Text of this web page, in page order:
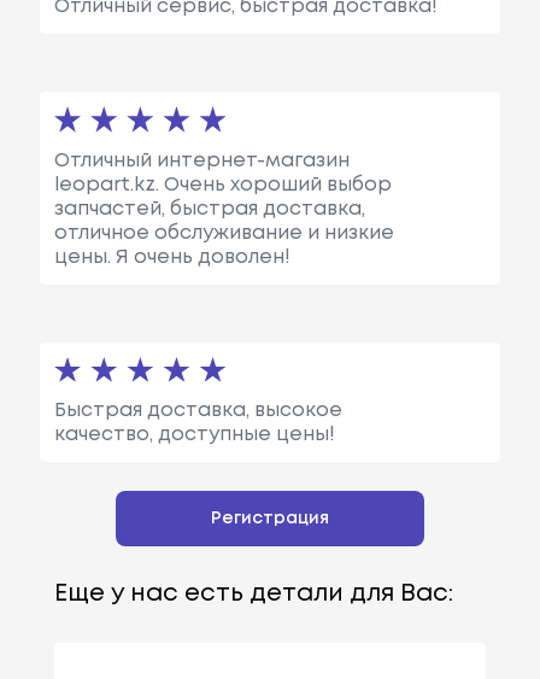
Отличный сервис, быстрая доставка!
Отличный интернет-магазин
leopart.kz. Очень хороший выбор
запчастей, быстрая доставка,
отличное обслуживание и низкие
цены. Я очень доволен!
Быстрая доставка, высокое
качество, доступные цены!
Регистрация
Еще у нас есть детали для Вас: